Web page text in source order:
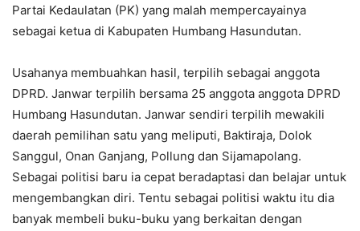
Partai Kedaulatan (PK) yang malah mempercayainya
sebagai ketua di Kabupaten Humbang Hasundutan.
Usahanya membuahkan hasil, terpilih sebagai anggota
DPRD. Janwar terpilih bersama 25 anggota anggota DPRD
Humbang Hasundutan. Janwar sendiri terpilih mewakili
daerah pemilihan satu yang meliputi, Baktiraja, Dolok
Sanggul, Onan Ganjang, Pollung dan Sijamapolang.
Sebagai politisi baru ia cepat beradaptasi dan belajar untuk
mengembangkan diri. Tentu sebagai politisi waktu itu dia
banyak membeli buku-buku yang berkaitan dengan